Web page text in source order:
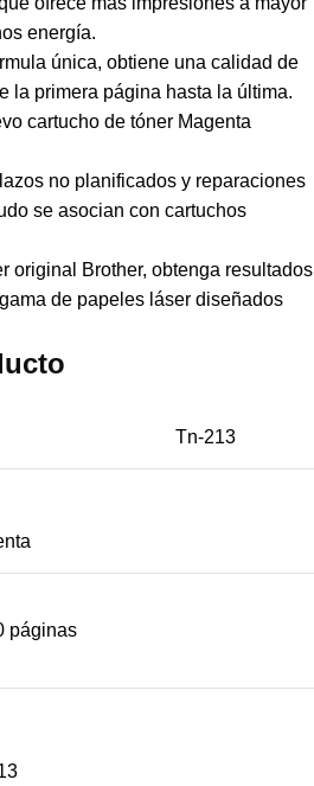
energía.
única, obtiene una calidad de
la primera página hasta la última.
cartucho de tóner Magenta
no planificados y reparaciones
se asocian con cartuchos
original Brother, obtenga resultados
de papeles láser diseñados
Tn-213
páginas